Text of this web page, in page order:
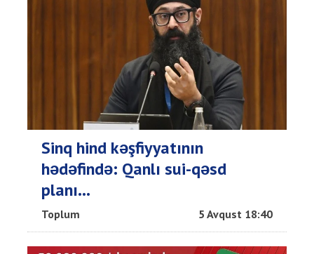
Sinq hind kəşfiyyatının
hədəfində: Qanlı sui-qəsd
planı...
Toplum 5 Avqust 18:40